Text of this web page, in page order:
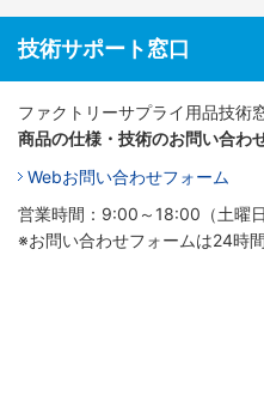
技術サポート窓口
ファクトリーサプライ用品技術
商品の仕様・技術のお問い合わ
Webお問い合わせフォーム
営業時間：9:00～18:00（土曜
※お問い合わせフォームは24時